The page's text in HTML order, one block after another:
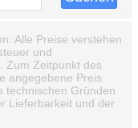
Alle Preise verstehen
und
Zum Zeitpunkt des
angegebene Preis
technischen Gründen
Lieferbarkeit und der